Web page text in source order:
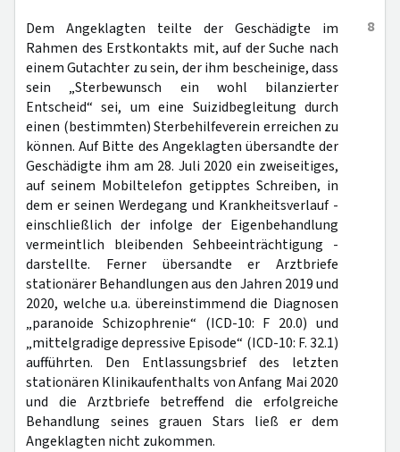
8
Dem Angeklagten teilte der Geschädigte im
Rahmen des Erstkontakts mit, auf der Suche nach
einem Gutachter zu sein, der ihm bescheinige, dass
sein „Sterbewunsch ein wohl bilanzierter
Entscheid“ sei, um eine Suizidbegleitung durch
einen (bestimmten) Sterbehilfeverein erreichen zu
können. Auf Bitte des Angeklagten übersandte der
Geschädigte ihm am 28. Juli 2020 ein zweiseitiges,
auf seinem Mobiltelefon getipptes Schreiben, in
dem er seinen Werdegang und Krankheitsverlauf -
einschließlich der infolge der Eigenbehandlung
vermeintlich bleibenden Sehbeeinträchtigung -
darstellte. Ferner übersandte er Arztbriefe
stationärer Behandlungen aus den Jahren 2019 und
2020, welche u.a. übereinstimmend die Diagnosen
„paranoide Schizophrenie“ (ICD-10: F 20.0) und
„mittelgradige depressive Episode“ (ICD-10: F. 32.1)
aufführten. Den Entlassungsbrief des letzten
stationären Klinikaufenthalts von Anfang Mai 2020
und die Arztbriefe betreffend die erfolgreiche
Behandlung seines grauen Stars ließ er dem
Angeklagten nicht zukommen.